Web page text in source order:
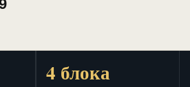
4 блока